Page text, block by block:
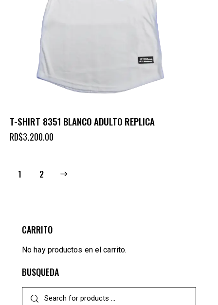
T-SHIRT 8351 BLANCO ADULTO REPLICA
RD$3,200.00
1 2
→
CARRITO
No hay productos en el carrito.
BUSQUEDA